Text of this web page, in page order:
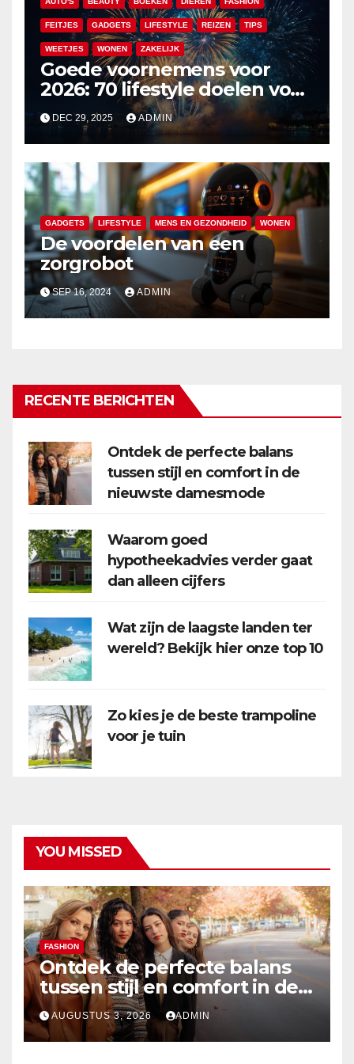
FEITJES GADGETS LIFESTYLE REIZEN TIPS
WEETJES WONEN ZAKELIJK
Goede voornemens voor
2026: 70 lifestyle doelen voor
een veelzijdig en leuk jaar
DEC 29, 2025 ADMIN
GADGETS LIFESTYLE MENS EN GEZONDHEID WONEN
De voordelen van een
zorgrobot
SEP 16, 2024 ADMIN
RECENTE BERICHTEN
Ontdek de perfecte balans
tussen stijl en comfort in de
nieuwste damesmode
Waarom goed
hypotheekadvies verder gaat
dan alleen cijfers
Wat zijn de laagste landen ter
wereld? Bekijk hier onze top 10
Zo kies je de beste trampoline
voor je tuin
YOU MISSED
FASHION
Ontdek de perfecte balans
tussen stijl en comfort in de
nieuwste damesmode
AUGUSTUS 3, 2026 ADMIN